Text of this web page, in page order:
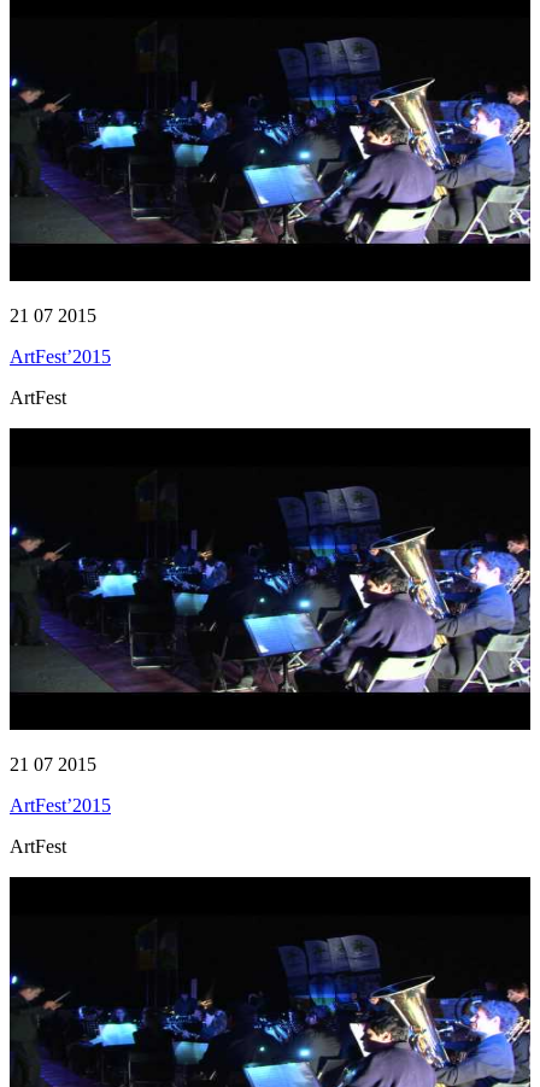
21 07 2015
ArtFest’2015
ArtFest
21 07 2015
ArtFest’2015
ArtFest